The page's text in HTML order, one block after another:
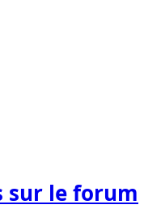
sur le forum